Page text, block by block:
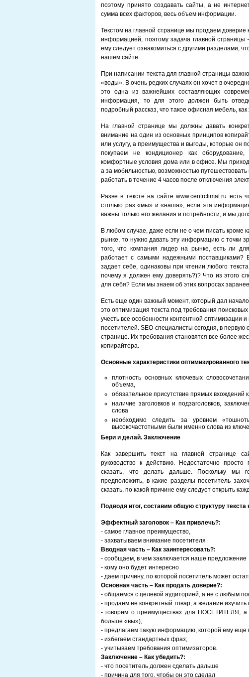
поэтому принято создавать сайты, а не
сумма всех факторов, весь объем информации.
Текстом на главной странице мы продаем
информацией, поэтому задача главной
ему следует ознакомиться с другими разделами,
нашем сайте.
При написании текста для главной страницы
«воды». В очень редких случаях он хочет в
это одна из важнейших составляющих
информация, то для этого должен быть
подробный рассказ, что такое офисная мебель,
На главной странице мы должны давать
внимание на один из основных принципов
или услугу, а преимущества и выгоды, которые он
покупаем не кондиционер как
комфортные условия дома или в офисе. Мы
а за мобильностью, возможностью
работать в течение 4 часов после отключения
Разве в тексте на сайте www.centrclimat.ru есть
столько раз «мы» и «наша», если эта
важны только его желания и потребности, и мы
В любом случае, даже если не о чем писать кроме
рынке, то нужно давать эту информацию с точки
того, что компания лидер на рынке, есть ли
работает с самыми надежными поставщиками?
задает себе, одинаковы при чтении любого
почему я должен ему доверять?)? Что из этого
для себя? Если мы знаем об этих вопросах
Есть еще один важный момент, который дал
это оптимизация текста под требования
учесть все особенности контентной оптимизации
посетителей. SEO-специалисты сегодня, в первую
странице. Их требования становятся все более
копирайтера.
Основные характеристики оптимизированного
плотность основных ключевых
объема,
обязательное присутствие прямых вхождений
наличие заголовков и подзаголовков,
слова
необходимо следить за уровнем
высокочастотными были именно слова из
Бери и делай. Заключение
Как завершить текст на главной странице
руководство к действию. Недостаточно
сказать, что делать дальше. Поскольку мы
предположить, в какие разделы посетитель
сказать, по какой причине ему следует открыть
Подводя итог, составим общую структуру текста
Эффектный заголовок – Как привлечь?:
- самое главное преимущество,
- захватываем внимание посетителя
Вводная часть – Как заинтересовать?:
- сообщаем, в чем заключается наше предложение
- кому оно будет интересно
- даем причину, по которой посетитель может
Основная часть – Как продать доверие?:
- общаемся с целевой аудиторией, а не с любым
- продаем не конкретный товар, а желание изучить
- говорим о преимуществах для ПОСЕТИТЕЛЯ,
больше «вы»);
- предлагаем такую информацию, которой ему еще
- избегаем стандартных фраз;
- учитываем требования оптимизаторов.
Заключение – Как убедить?:
- что посетитель должен сделать дальше
- причина для того, чтобы он это сделал